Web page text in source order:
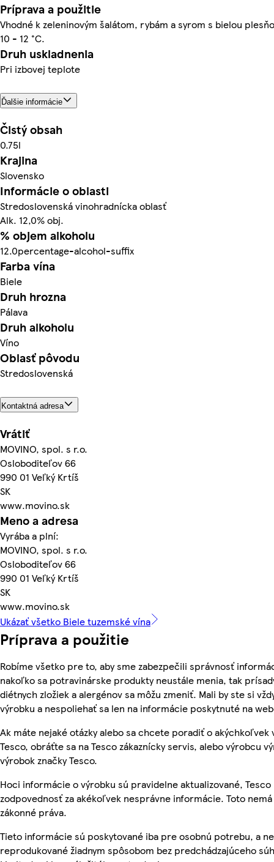
Príprava a použitie
Vhodné k zeleninovým šalátom, rybám a syrom s bielou
10 - 12 °C.
Druh uskladnenia
Pri izbovej teplote
Ďalšie informácie
Čistý obsah
0.75l
Krajina
Slovensko
Informácie o oblasti
Stredoslovenská vinohradnícka oblasť
Alk. 12,0% obj.
% objem alkoholu
12.0percentage-alcohol-suffix
Farba vína
Biele
Druh hrozna
Pálava
Druh alkoholu
Víno
Oblasť pôvodu
Stredoslovenská
Kontaktná adresa
Vrátiť
MOVINO, spol. s r.o.
Osloboditeľov 66
990 01 Veľký Krtíš
SK
www.movino.sk
Meno a adresa
Vyrába a plní:
MOVINO, spol. s r.o.
Osloboditeľov 66
990 01 Veľký Krtíš
SK
www.movino.sk
Ukázať všetko Biele tuzemské vína
Príprava a použitie
Robíme všetko pre to, aby sme zabezpečili správnosť
nakoľko sa potravinárske produkty neustále menia, tak
diétnych zložiek a alergénov sa môžu zmeniť. Mali by ste si
výrobku a nespoliehať sa len na informácie poskytnuté na
Ak máte nejaké otázky alebo sa chcete poradiť o akýchkoľvek
Tesco, obráťte sa na Tesco zákaznícky servis, alebo výrobcu
výrobok značky Tesco.
Hoci informácie o výrobku sú pravidelne aktualizované, Tesco
zodpovednosť za akékoľvek nesprávne informácie. Toto nemá
zákonné práva.
Tieto informácie sú poskytované iba pre osobnú potrebu, a
reprodukované žiadnym spôsobom bez predchádzajúceho